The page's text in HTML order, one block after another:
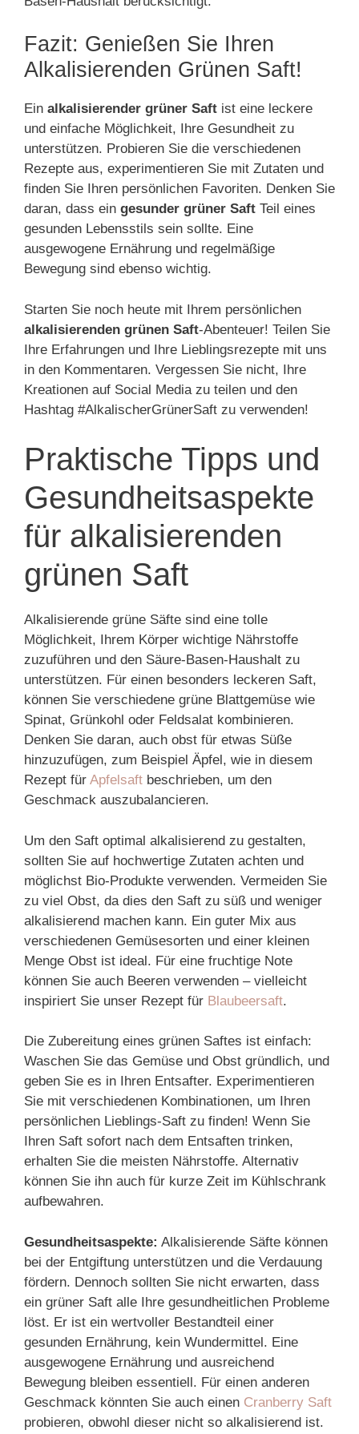
Fazit: Genießen Sie Ihren
Alkalisierenden Grünen Saft!
Ein alkalisierender grüner Saft ist eine leckere
und einfache Möglichkeit, Ihre Gesundheit zu
unterstützen. Probieren Sie die verschiedenen
Rezepte aus, experimentieren Sie mit Zutaten und
finden Sie Ihren persönlichen Favoriten. Denken Sie
daran, dass ein gesunder grüner Saft Teil eines
gesunden Lebensstils sein sollte. Eine
ausgewogene Ernährung und regelmäßige
Bewegung sind ebenso wichtig.
Starten Sie noch heute mit Ihrem persönlichen
alkalisierenden grünen Saft-Abenteuer! Teilen Sie
Ihre Erfahrungen und Ihre Lieblingsrezepte mit uns
in den Kommentaren. Vergessen Sie nicht, Ihre
Kreationen auf Social Media zu teilen und den
Hashtag #AlkalischerGrünerSaft zu verwenden!
Praktische Tipps und
Gesundheitsaspekte
für alkalisierenden
grünen Saft
Alkalisierende grüne Säfte sind eine tolle
Möglichkeit, Ihrem Körper wichtige Nährstoffe
zuzuführen und den Säure-Basen-Haushalt zu
unterstützen. Für einen besonders leckeren Saft,
können Sie verschiedene grüne Blattgemüse wie
Spinat, Grünkohl oder Feldsalat kombinieren.
Denken Sie daran, auch obst für etwas Süße
hinzuzufügen, zum Beispiel Äpfel, wie in diesem
Rezept für Apfelsaft beschrieben, um den
Geschmack auszubalancieren.
Um den Saft optimal alkalisierend zu gestalten,
sollten Sie auf hochwertige Zutaten achten und
möglichst Bio-Produkte verwenden. Vermeiden Sie
zu viel Obst, da dies den Saft zu süß und weniger
alkalisierend machen kann. Ein guter Mix aus
verschiedenen Gemüsesorten und einer kleinen
Menge Obst ist ideal. Für eine fruchtige Note
können Sie auch Beeren verwenden – vielleicht
inspiriert Sie unser Rezept für Blaubeersaft.
Die Zubereitung eines grünen Saftes ist einfach:
Waschen Sie das Gemüse und Obst gründlich, und
geben Sie es in Ihren Entsafter. Experimentieren
Sie mit verschiedenen Kombinationen, um Ihren
persönlichen Lieblings-Saft zu finden! Wenn Sie
Ihren Saft sofort nach dem Entsaften trinken,
erhalten Sie die meisten Nährstoffe. Alternativ
können Sie ihn auch für kurze Zeit im Kühlschrank
aufbewahren.
Gesundheitsaspekte: Alkalisierende Säfte können
bei der Entgiftung unterstützen und die Verdauung
fördern. Dennoch sollten Sie nicht erwarten, dass
ein grüner Saft alle Ihre gesundheitlichen Probleme
löst. Er ist ein wertvoller Bestandteil einer
gesunden Ernährung, kein Wundermittel. Eine
ausgewogene Ernährung und ausreichend
Bewegung bleiben essentiell. Für einen anderen
Geschmack könnten Sie auch einen Cranberry Saft
probieren, obwohl dieser nicht so alkalisierend ist.